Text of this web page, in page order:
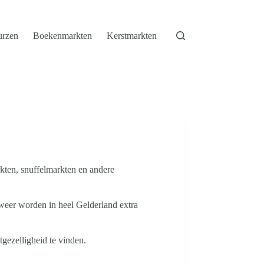
Boekenmarkten Kerstmarkten
snuffelmarkten en andere
worden in heel Gelderland extra
te vinden.